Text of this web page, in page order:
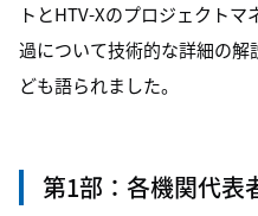
トとHTV-Xのプロジェクト
過について技術的な詳細の
ども語られました。
第1部：各機関代表